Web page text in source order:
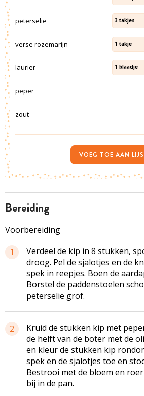
bereiding
Voorbereiding
1
Verdeel de kip in 8 stukken,
droog. Pel de sjalotjes en de
spek in reepjes. Boen de
Borstel de paddenstoelen
peterselie grof.
2
Kruid de stukken kip met
de helft van de boter met de
en kleur de stukken kip
spek en de sjalotjes toe en
Bestrooi met de bloem en
bij in de pan.
peterselie 3 takjes
verse rozemarijn 1 takje
laurier 1 blaadje
peper
zout
VOEG TOE AAN